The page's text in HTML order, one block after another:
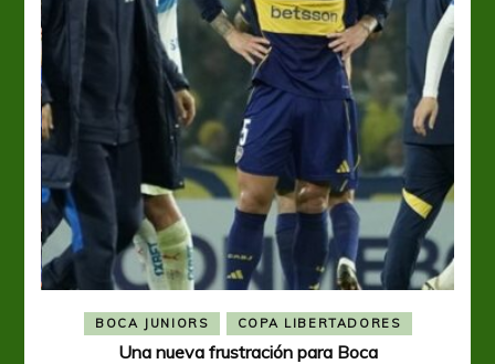
BOCA JUNIORS COPA LIBERTADORES
Una nueva frustración para Boca